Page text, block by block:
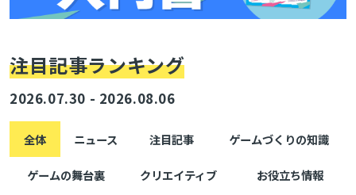
注目記事ランキング
2026.07.30 - 2026.08.06
全体 ニュース 注目記事 ゲームづくりの知識
ゲームの舞台裏 クリエイティブ お役立ち情報